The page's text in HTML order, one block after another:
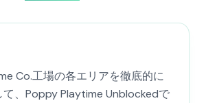
Co.工場の各エリアを徹底的に
て、Poppy Playtime Unblockedで